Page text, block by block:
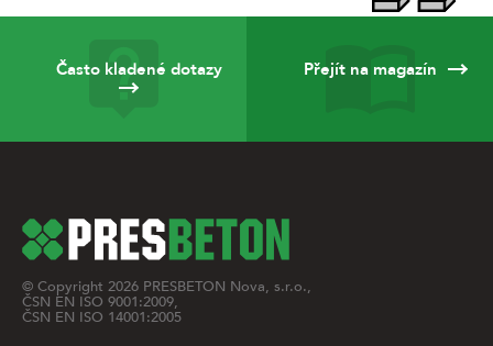
Často kladené dotazy Přejít na magazín
© Copyright 2026 PRESBETON Nova, s.r.o.,
ČSN EN ISO 9001:2009,
ČSN EN ISO 14001:2005